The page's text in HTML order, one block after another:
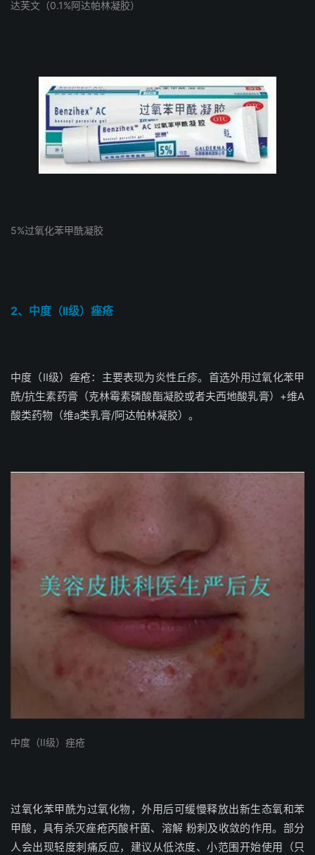
达芙文（0.1%阿达帕林凝胶）
5%过氧化苯甲酰凝胶
2、中度（II级）痤疮
中度（II级）痤疮：主要表现为炎性丘疹。首选外用过氧化苯甲
酰/抗生素药膏（克林霉素磷酸酯凝胶或者夫西地酸乳膏）+维A
酸类药物（维a类乳膏/阿达帕林凝胶）。
中度（II级）痤疮
过氧化苯甲酰为过氧化物，外用后可缓慢释放出新生态氧和苯
甲酸，具有杀灭痤疮丙酸杆菌、溶解 粉刺及收敛的作用。部分
人会出现轻度刺痛反应，建议从低浓度、小范围开始使用（只